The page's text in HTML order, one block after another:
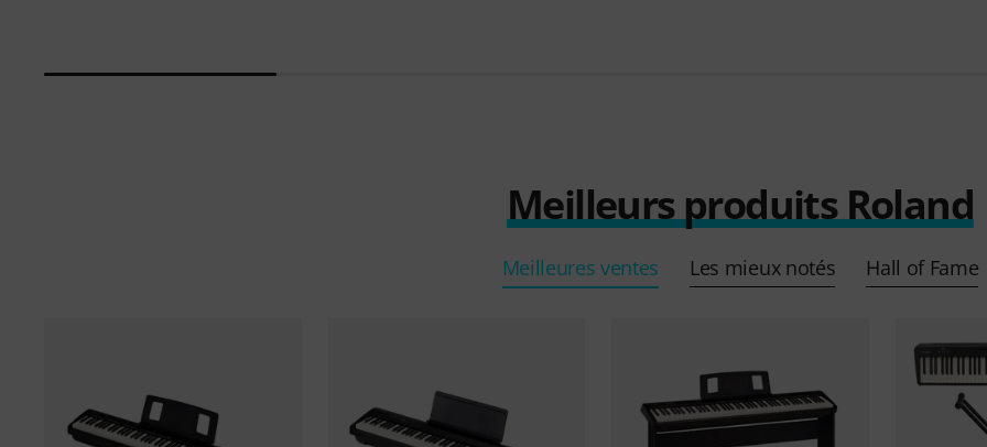
Meilleurs produits Roland
Meilleures ventes Les mieux notés Hall of Fame